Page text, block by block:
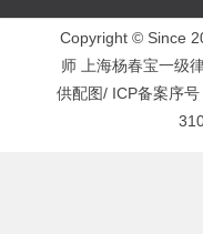
Copyright © Since
师 上海杨春宝一级
供配图/ ICP备案序号